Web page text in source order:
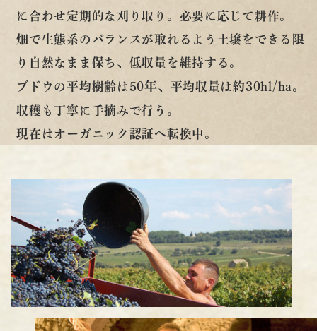
に合わせ定期的な刈り取り。必要に応じて耕作。
畑で生態系のバランスが取れるよう土壌をできる限
り自然なまま保ち、低収量を維持する。
ブドウの平均樹齢は 50年、平均収量は約30hl/ha。
収穫も丁寧に手摘みで行う。
現在はオーガニック認証へ転換中。